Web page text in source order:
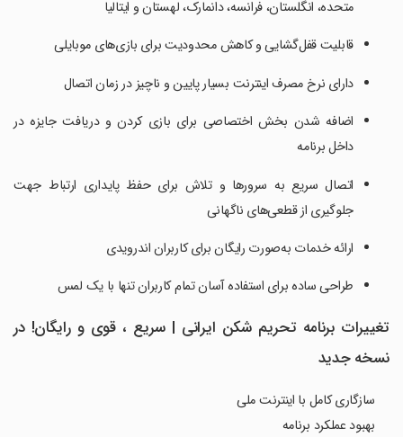
متحده، انگلستان، فرانسه، دانمارک، لهستان و ایتالیا
قابلیت قفل‌گشایی و کاهش محدودیت برای بازی‌های موبایلی
دارای نرخ مصرف اینترنت بسیار پایین و ناچیز در زمان اتصال
اضافه شدن بخش اختصاصی برای بازی کردن و دریافت جایزه در
داخل برنامه
اتصال سریع به سرورها و تلاش برای حفظ پایداری ارتباط جهت
جلوگیری از قطعی‌های ناگهانی
ارائه خدمات به‌صورت رایگان برای کاربران اندرویدی
طراحی ساده برای استفاده آسان تمام کاربران تنها با یک لمس
تغییرات برنامه تحریم شکن ایرانی | سریع ، قوی و رایگان! در
نسخه جدید
سازگاری کامل با اینترنت ملی
بهبود عملکرد برنامه